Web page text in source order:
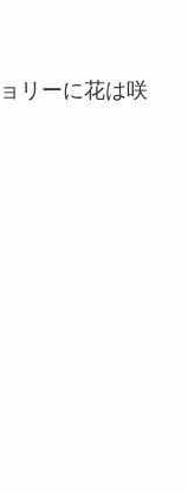
リーに花は咲